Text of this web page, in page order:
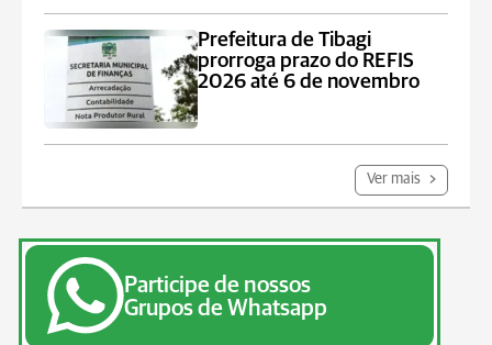
Prefeitura de Tibagi
prorroga prazo do REFIS
2026 até 6 de novembro
Ver mais
Participe de nossos
Grupos de Whatsapp